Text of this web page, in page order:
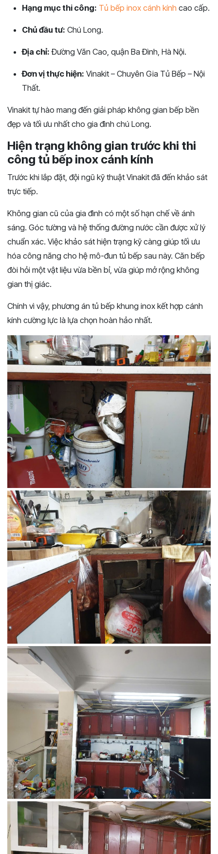
Hạng mục thi công: Tủ bếp inox cánh kính cao cấp.
Chủ đầu tư: Chú Long.
Địa chỉ: Đường Văn Cao, quận Ba Đình, Hà Nội.
Đơn vị thực hiện: Vinakit – Chuyên Gia Tủ Bếp – Nội
Thất.
Vinakit tự hào mang đến giải pháp không gian bếp bền
đẹp và tối ưu nhất cho gia đình chú Long.
Hiện trạng không gian trước khi thi
công tủ bếp inox cánh kính
Trước khi lắp đặt, đội ngũ kỹ thuật Vinakit đã đến khảo sát
trực tiếp.
Không gian cũ của gia đình có một số hạn chế về ánh
sáng. Góc tường và hệ thống đường nước cần được xử lý
chuẩn xác. Việc khảo sát hiện trạng kỹ càng giúp tối ưu
hóa công năng cho hệ mô-đun tủ bếp sau này. Căn bếp
đòi hỏi một vật liệu vừa bền bỉ, vừa giúp mở rộng không
gian thị giác.
Chính vì vậy, phương án tủ bếp khung inox kết hợp cánh
kính cường lực là lựa chọn hoàn hảo nhất.